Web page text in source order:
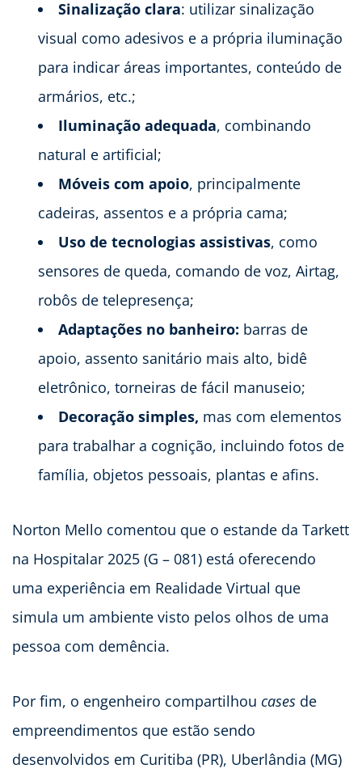
Sinalização clara: utilizar sinalização
visual como adesivos e a própria iluminação
para indicar áreas importantes, conteúdo de
armários, etc.;
Iluminação adequada, combinando
natural e artificial;
Móveis com apoio, principalmente
cadeiras, assentos e a própria cama;
Uso de tecnologias assistivas, como
sensores de queda, comando de voz, Airtag,
robôs de telepresença;
Adaptações no banheiro: barras de
apoio, assento sanitário mais alto, bidê
eletrônico, torneiras de fácil manuseio;
Decoração simples, mas com elementos
para trabalhar a cognição, incluindo fotos de
família, objetos pessoais, plantas e afins.
Norton Mello comentou que o estande da Tarkett
na Hospitalar 2025 (G – 081) está oferecendo
uma experiência em Realidade Virtual que
simula um ambiente visto pelos olhos de uma
pessoa com demência.
Por fim, o engenheiro compartilhou cases de
empreendimentos que estão sendo
desenvolvidos em Curitiba (PR), Uberlândia (MG)